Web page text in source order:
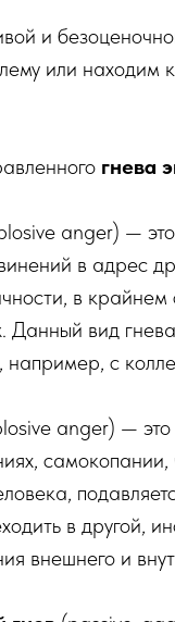
и
или находим
гнева
anger) —
в адрес
в
Данный вид
например, с
anger) — это
в другой,
внешнего и